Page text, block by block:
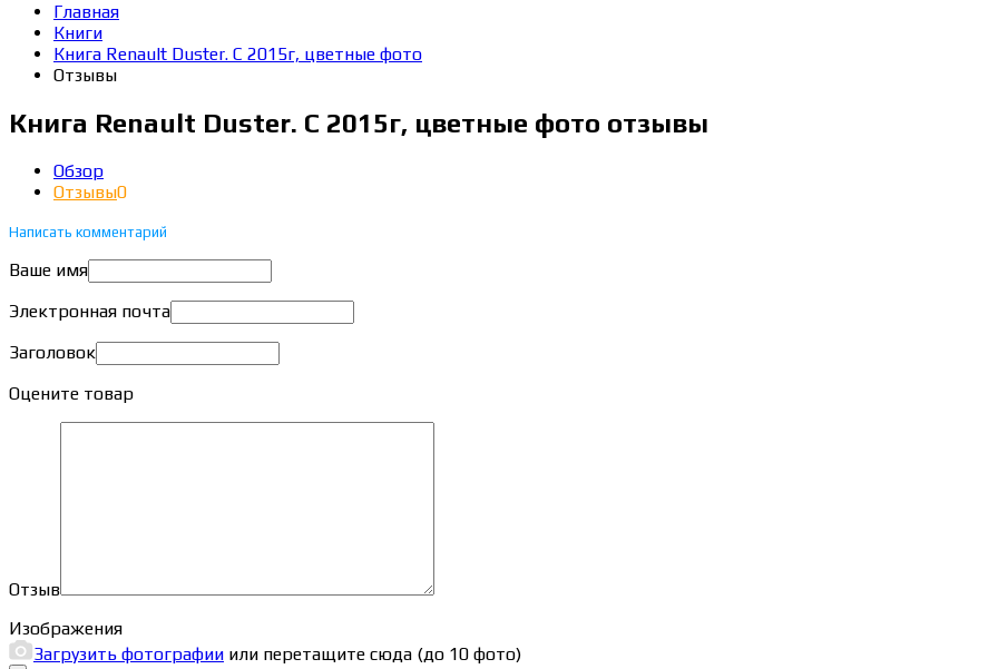
Главная
Книги
Книга Renault Duster. С 2015г, цветные фото
Отзывы
Книга Renault Duster. С 2015г, цветные фото отзывы
Обзор
Отзывы0
Написать комментарий
Ваше имя
Электронная почта
Заголовок
Оцените товар
Отзыв
Изображения
Загрузить фотографии или перетащите сюда (до 10 фото)